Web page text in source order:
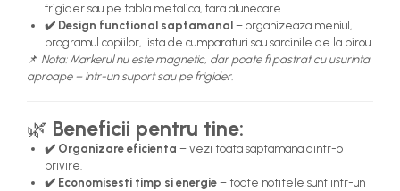
frigider sau pe tabla metalica, fara alunecare.
✔️ Design functional saptamanal – organizeaza meniul,
programul copiilor, lista de cumparaturi sau sarcinile de la birou.
📌 Nota: Markerul nu este magnetic, dar poate fi pastrat cu usurinta
aproape – intr-un suport sau pe frigider.
🌿 Beneficii pentru tine:
✔️ Organizare eficienta – vezi toata saptamana dintr-o
privire.
✔️ Economisesti timp si energie – toate notitele sunt intr-un